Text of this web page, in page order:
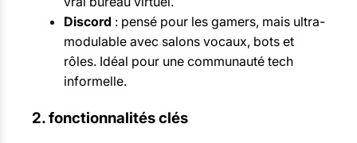
Discord : pensé pour les gamers, mais ultra-
modulable avec salons vocaux, bots et
rôles. Idéal pour une communauté tech
informelle.
2. fonctionnalités clés